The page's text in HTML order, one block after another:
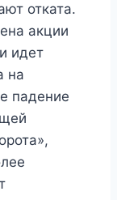
отката.
акции
идет
на
падение